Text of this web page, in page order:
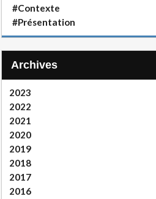
#Contexte
#Présentation
Archives
2023
2022
2021
2020
2019
2018
2017
2016